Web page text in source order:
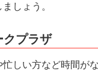
しょう。
クプラザ
しい方など時間が